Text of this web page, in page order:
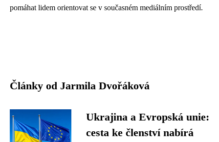
pomáhat lidem orientovat se v současném mediálním prostředí.
Články od Jarmila Dvořáková
Ukrajina a Evropská unie:
cesta ke členství nabírá